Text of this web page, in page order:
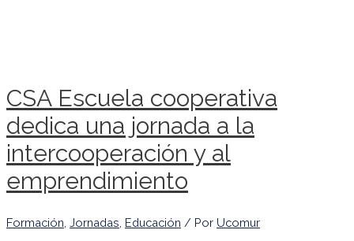
CSA Escuela cooperativa
dedica una jornada a la
intercooperación y al
emprendimiento
Formación Jornadas Educación / Por Ucomur